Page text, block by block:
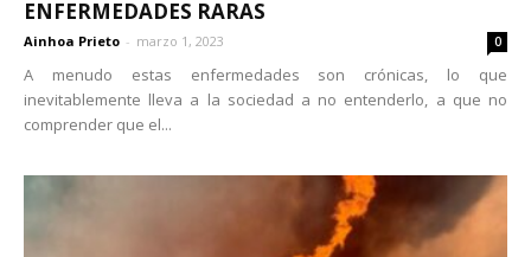
ENFERMEDADES RARAS
Ainhoa Prieto - marzo 1, 2023 0
A menudo estas enfermedades son crónicas, lo que
inevitablemente lleva a la sociedad a no entenderlo, a que no
comprender que el...